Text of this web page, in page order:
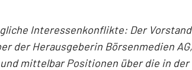
Interessenkonflikte: Der
der Herausgeberin Börsenmedien
mittelbar Positionen über die in der